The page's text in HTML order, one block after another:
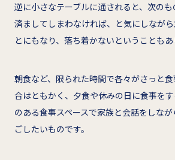
逆に小さなテーブルに通されると、次の
済ましてしまわなければ、と気にしなが
とにもなり、落ち着かないということもあ
朝食など、限られた時間で各々がさっと
合はともかく、夕食や休みの日に食事を
のある食事スペースで家族と会話をしな
ごしたいものです。